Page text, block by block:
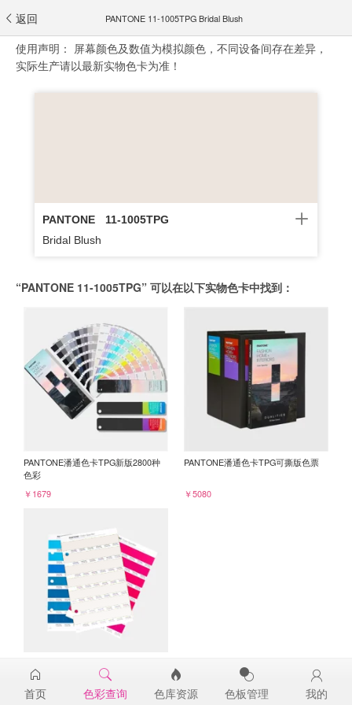
返回 PANTONE 11-1005TPG Bridal Blush
使用声明： 屏幕颜色及数值为模拟颜色，不同设备间存在差异，
实际生产请以最新实物色卡为准！
PANTONE
11-1005TPG
Bridal Blush
“PANTONE 11-1005TPG” 可以在以下实物色卡中找到：
PANTONE潘通色卡TPG新版2800种
色彩
￥1679
PANTONE潘通色卡TPG可撕版色票
￥5080
11-1005TPG
￥98
首页 色彩查询 色库资源 色板管理 我的